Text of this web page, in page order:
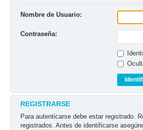
Nombre de Usuario:
Contraseña:
REGISTRARSE
Para autenticarse debe estar registrado.
registrados. Antes de identificarse